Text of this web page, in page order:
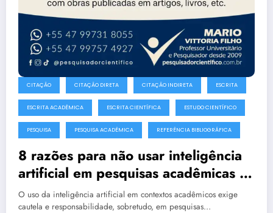
CITAÇÃO CITAÇÃO DIRETA CITAÇÃO INDIRETA ESCRITA
ESCRITA ACADÊMICA ESCRITA CIENTÍFICA ESTUDO CIENTÍFICO
PESQUISA PESQUISA ACADÊMICA REFERÊNCIA BIBLIOGRÁFICA
8 razões para não usar inteligência
artificial em pesquisas acadêmicas e
estudos científicos
O uso da inteligência artificial em contextos acadêmicos exige
cautela e responsabilidade, sobretudo, em pesquisas…